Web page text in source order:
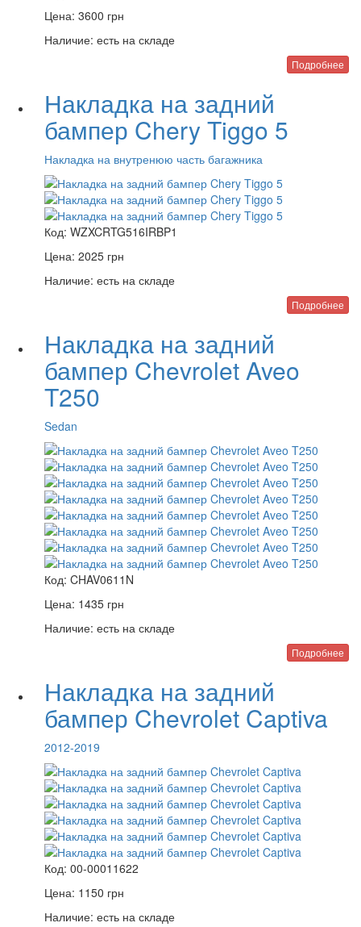
Цена: 3600 грн
Наличие: есть на складе
Подробнее
Накладка на задний
бампер Chery Tiggo 5
Накладка на внутренюю часть багажника
Код: WZXCRTG516IRBP1
Цена: 2025 грн
Наличие: есть на складе
Подробнее
Накладка на задний
бампер Chevrolet Aveo
T250
Sedan
Код: CHAV0611N
Цена: 1435 грн
Наличие: есть на складе
Подробнее
Накладка на задний
бампер Chevrolet Captiva
2012-2019
Код: 00-00011622
Цена: 1150 грн
Наличие: есть на складе